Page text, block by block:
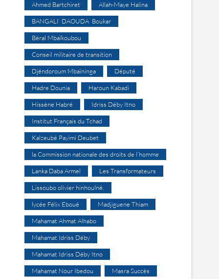
Ahmed Bartchiret Allah-Maye Halina
BANGALI DAOUDA Boukar
Béral Mbaïkoubou
Conseil militaire de transition
Djéndoroum Mbaïninga Député
Hadre Dounia Haroun Kabadi
Hissène Habré Idriss Déby Itno
Institut Français du Tchad
Kalzeubé Payimi Deubet
la Commission nationale des droits de l’homme
Lanka Daba Armel Les Transformateurs
Lissoubo olivier hinhoulné.
lycée Félix Eboué Madjiguene Thiam
Mahamat Ahmat Alhabo
Mahamat Idriss Déby
Mahamat Idriss Déby Itno
Mahamat Nour Ibedou Masra Succès